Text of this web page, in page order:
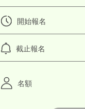
開始報名
截止報名
名額